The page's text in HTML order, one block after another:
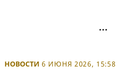
НОВОСТИ 6 ИЮНЯ 2026, 15:58